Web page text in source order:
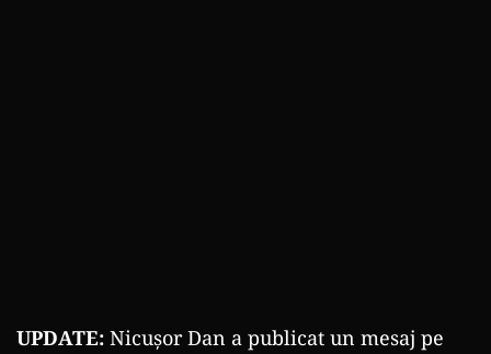
UPDATE: Nicușor Dan a publicat un mesaj pe